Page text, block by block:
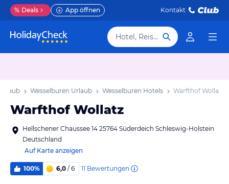
% Deals App öffnen Kontakt
Hotel, Reiseziel
Wesselburen Urlaub Wesselburen Hotels Warfthof Wollatz
Warfthof Wollatz
Hellschener Chaussee 14 25764 Süderdeich Schleswig-Holstein
Deutschland
Auf Karte anzeigen
100% 6,0 / 6 11 Bewertungen